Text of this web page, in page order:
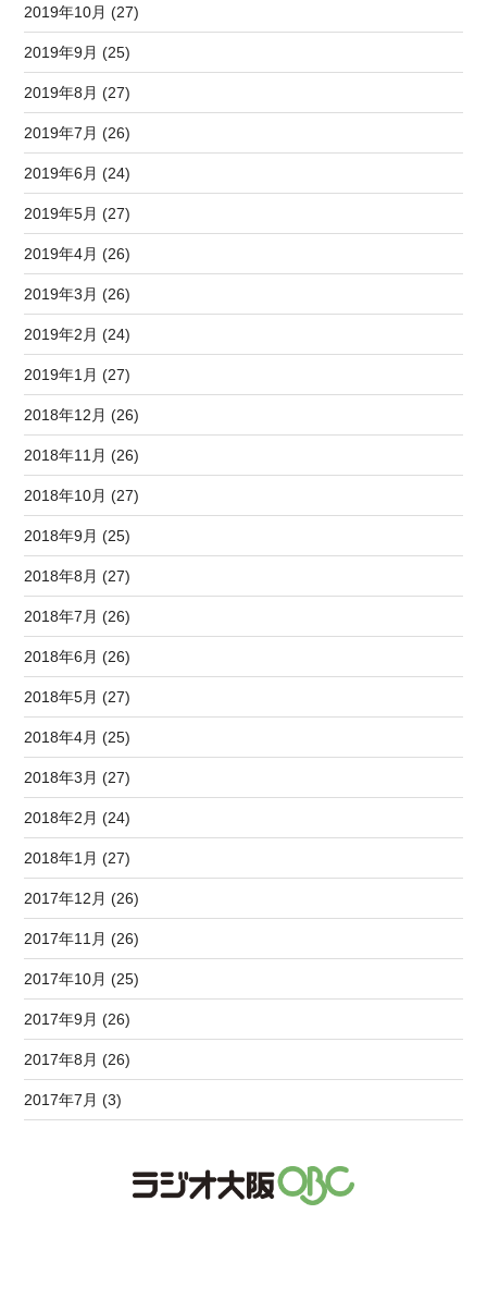
2019年10月 (27)
2019年9月 (25)
2019年8月 (27)
2019年7月 (26)
2019年6月 (24)
2019年5月 (27)
2019年4月 (26)
2019年3月 (26)
2019年2月 (24)
2019年1月 (27)
2018年12月 (26)
2018年11月 (26)
2018年10月 (27)
2018年9月 (25)
2018年8月 (27)
2018年7月 (26)
2018年6月 (26)
2018年5月 (27)
2018年4月 (25)
2018年3月 (27)
2018年2月 (24)
2018年1月 (27)
2017年12月 (26)
2017年11月 (26)
2017年10月 (25)
2017年9月 (26)
2017年8月 (26)
2017年7月 (3)